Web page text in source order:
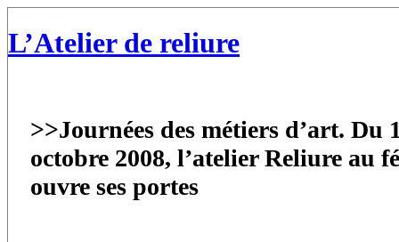
L’Atelier de reliure
>>Journées des métiers d’art. Du
octobre 2008, l’atelier Reliure au
ouvre ses portes